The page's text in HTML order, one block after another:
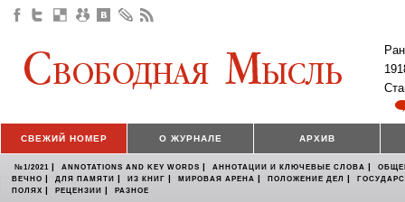
СВЕЖИЙ НОМЕР О ЖУРНАЛЕ АРХИВ
№1/2021 | ANNOTATIONS AND KEY WORDS | АННОТАЦИИ И КЛЮЧЕВЫЕ СЛОВА |
ВЕЧНО | ДЛЯ ПАМЯТИ | ИЗ КНИГ | МИРОВАЯ АРЕНА | ПОЛОЖЕНИЕ ДЕЛ |
ПОЛЯХ | РЕЦЕНЗИИ | РАЗНОЕ